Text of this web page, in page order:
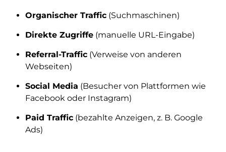
Organischer Traffic (Suchmaschinen)
Direkte Zugriffe (manuelle URL-Eingabe)
Referral-Traffic (Verweise von anderen
Webseiten)
Social Media (Besucher von Plattformen wie
Facebook oder Instagram)
Paid Traffic (bezahlte Anzeigen, z. B. Google
Ads)